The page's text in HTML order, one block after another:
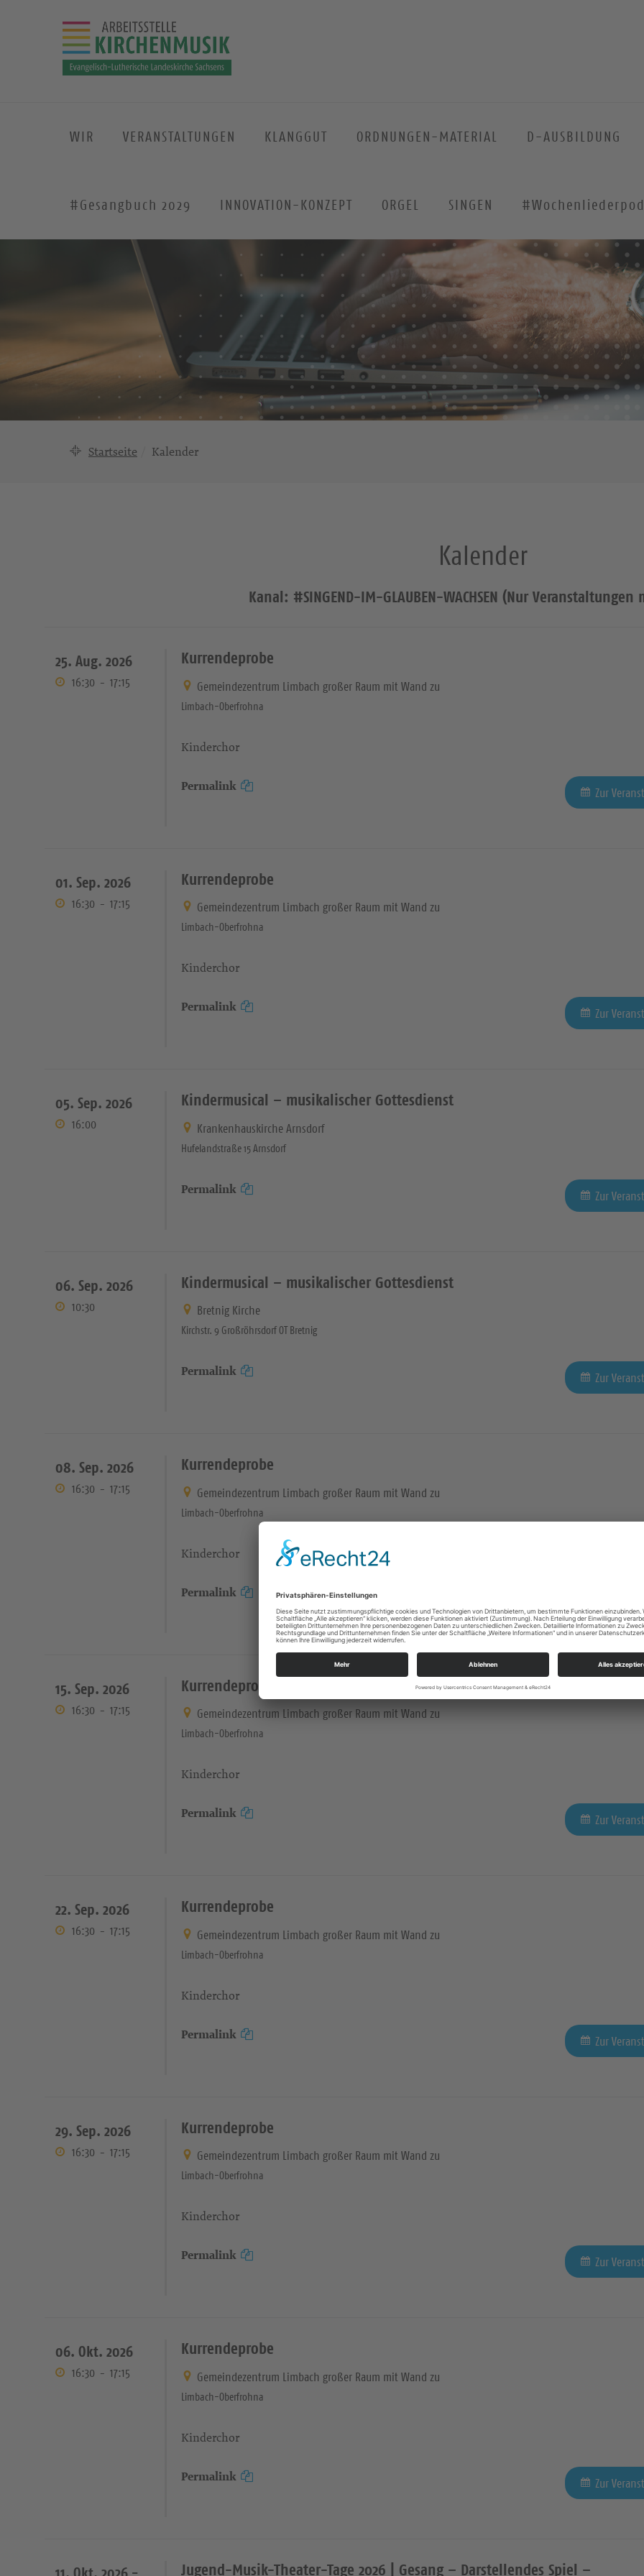
WIR VERANSTALTUNGEN KLANGGUT ORDNUNGEN-MATERIAL D-AUSBILDUNG
#Gesangbuch 2029 INNOVATION-KONZEPT ORGEL SINGEN
Startseite Kalender
Kalender
Kanal: #SINGEND-IM-GLAUBEN-WACHSEN (Nur
25. Aug. 2026
16:30 - 17:15
Kurrendeprobe
Gemeindezentrum Limbach großer Raum mit Wand zu
Limbach-Oberfrohna
Kinderchor
Permalink Zur
01. Sep. 2026
16:30 - 17:15
Kurrendeprobe
Gemeindezentrum Limbach großer Raum mit Wand zu
Limbach-Oberfrohna
Kinderchor
Permalink Zur
05. Sep. 2026
16:00
Kindermusical – musikalischer Gottesdienst
Krankenhauskirche Arnsdorf
Hufelandstraße 15 Arnsdorf
Permalink Zur
06. Sep. 2026
10:30
Kindermusical – musikalischer Gottesdienst
Bretnig Kirche
Kirchstr. 9 Großröhrsdorf OT Bretnig
Permalink Zur
08. Sep. 2026
16:30 - 17:15
Kurrendeprobe
Gemeindezentrum Limbach großer Raum mit Wand zu
Limbach-Oberfrohna
Kinderchor
Permalink
15. Sep. 2026
16:30 - 17:15
Kurrendeprobe
Gemeindezentrum Limbach großer Raum mit Wand zu
Limbach-Oberfrohna
Kinderchor
Permalink Zur
22. Sep. 2026
16:30 - 17:15
Kurrendeprobe
Gemeindezentrum Limbach großer Raum mit Wand zu
Limbach-Oberfrohna
Kinderchor
Permalink Zur
29. Sep. 2026
16:30 - 17:15
Kurrendeprobe
Gemeindezentrum Limbach großer Raum mit Wand zu
Limbach-Oberfrohna
Kinderchor
Permalink Zur
06. Okt. 2026
16:30 - 17:15
Kurrendeprobe
Gemeindezentrum Limbach großer Raum mit Wand zu
Limbach-Oberfrohna
Kinderchor
Permalink Zur
Jugend-Musik-Theater-Tage 2026 | Gesang – Darstellendes Spiel –